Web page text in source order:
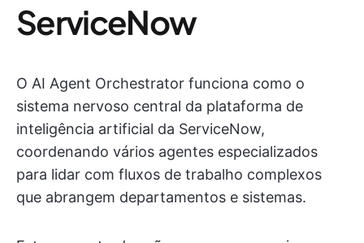
ServiceNow
O AI Agent Orchestrator funciona como o
sistema nervoso central da plataforma de
inteligência artificial da ServiceNow,
coordenando vários agentes especializados
para lidar com fluxos de trabalho complexos
que abrangem departamentos e sistemas.